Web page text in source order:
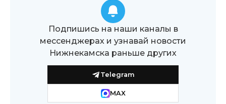
Подпишись на наши каналы в
мессенджерах и узнавай новости
Нижнекамска раньше других
Telegram
MAX